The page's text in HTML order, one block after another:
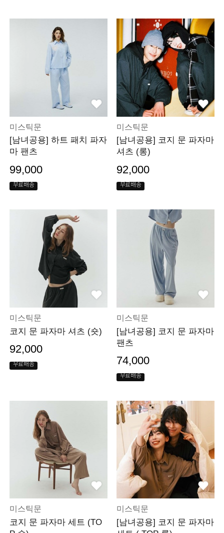
미스틱문
[남녀공용] 하트 패치 파자
마 팬츠
99,000
무료배송
미스틱문
[남녀공용] 코지 문 파자마
셔츠 (롱)
92,000
무료배송
미스틱문
코지 문 파자마 셔츠 (숏)
92,000
무료배송
미스틱문
[남녀공용] 코지 문 파자마
팬츠
74,000
무료배송
미스틱문
코지 문 파자마 세트 (TO
미스틱문
[남녀공용] 코지 문 파자마